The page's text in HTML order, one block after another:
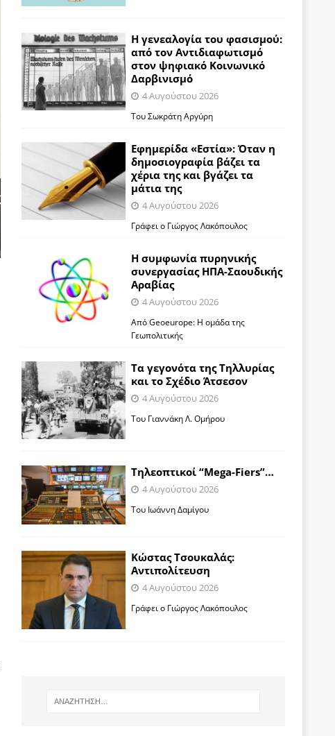
Η γενεαλογία του φασισμού:
από τον Αντιδιαφωτισμό
στον ψηφιακό Κοινωνικό
Δαρβινισμό
4 Αυγούστου 2026
Του Σωκράτη Αργύρη
Εφημερίδα «Εστία»: Όταν η
δημοσιογραφία βάζει τα
χέρια της και βγάζει τα
μάτια της
4 Αυγούστου 2026
Γράφει ο Γιώργος Λακόπουλος
Η συμφωνία πυρηνικής
συνεργασίας ΗΠΑ-Σαουδικής
Αραβίας
4 Αυγούστου 2026
Από Geoeurope: H ομάδα της
Γεωπολιτικής
Τα γεγονότα της Τηλλυρίας
και το Σχέδιο Άτσεσον
4 Αυγούστου 2026
Toυ Γιαννάκη Λ. Ομήρου
Tηλεοπτικοί “Mega-Fiers”…
4 Αυγούστου 2026
Toυ Ιωάννη Δαμίγου
Κώστας Τσουκαλάς:
Αντιπολίτευση
4 Αυγούστου 2026
Γράφει ο Γιώργος Λακόπουλος